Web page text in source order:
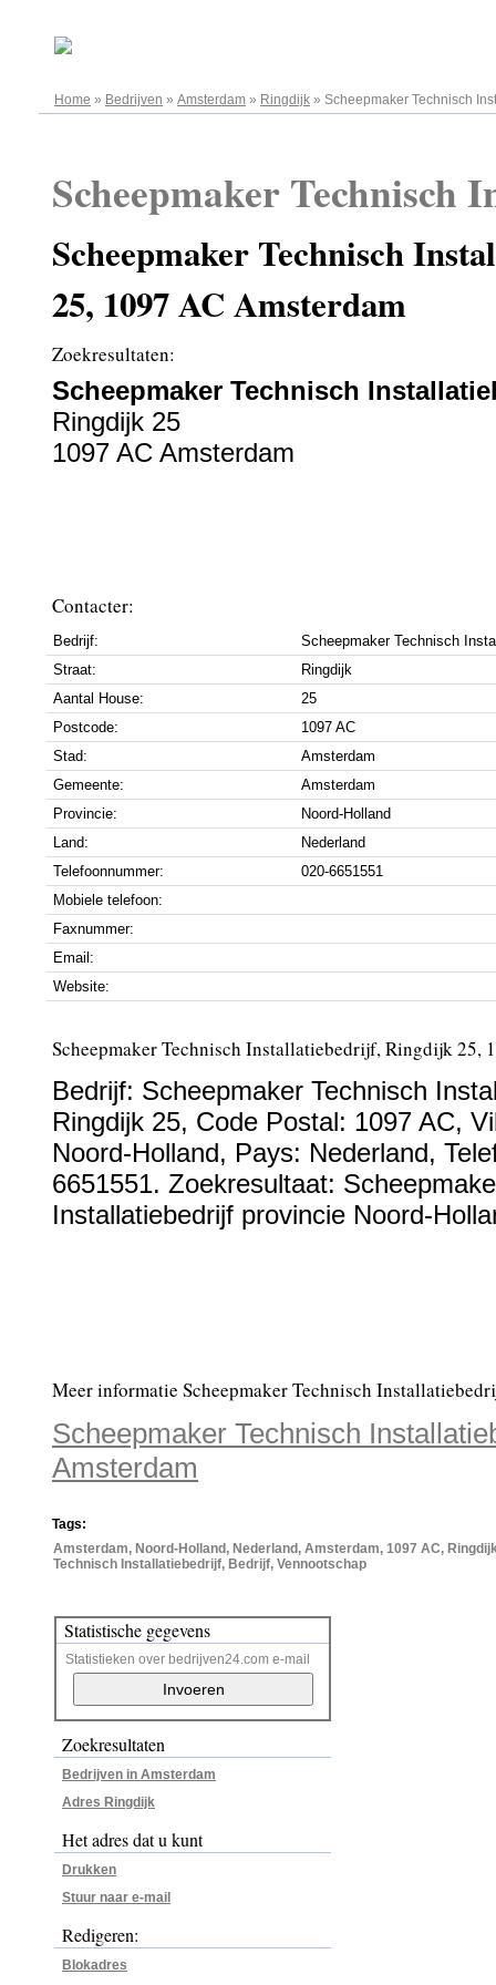
Home » Bedrijven » Amsterdam » Ringdijk » Scheepmaker Technisch
Scheepmaker Technisch
Scheepmaker Technisch
25, 1097 AC Amsterdam
Zoekresultaten:
Scheepmaker Technisch
Ringdijk 25
1097 AC Amsterdam
Contacter:
Bedrijf:
Scheepmaker Technisch
Straat:
Ringdijk
Aantal House:
25
Postcode:
1097 AC
Stad:
Amsterdam
Gemeente:
Amsterdam
Provincie:
Noord-Holland
Land:
Nederland
Telefoonnummer:
020-6651551
Mobiele telefoon:
Faxnummer:
Email:
Website:
Scheepmaker Technisch Installatiebedrijf, Ringdijk 25,
Bedrijf: Scheepmaker Technisch
Ringdijk 25, Code Postal: 1097 AC,
Noord-Holland, Pays: Nederland,
6651551. Zoekresultaat:
Installatiebedrijf provincie Noord-
Meer informatie Scheepmaker Technisch
Scheepmaker Technisch
Amsterdam
Tags:
Amsterdam, Noord-Holland, Nederland, Amsterdam, 1097 AC,
Technisch Installatiebedrijf, Bedrijf, Vennootschap
Statistische gegevens
Statistieken over bedrijven24.com e-mail
Zoekresultaten
Bedrijven in Amsterdam
Adres Ringdijk
Het adres dat u kunt
Drukken
Stuur naar e-mail
Redigeren:
Blokadres